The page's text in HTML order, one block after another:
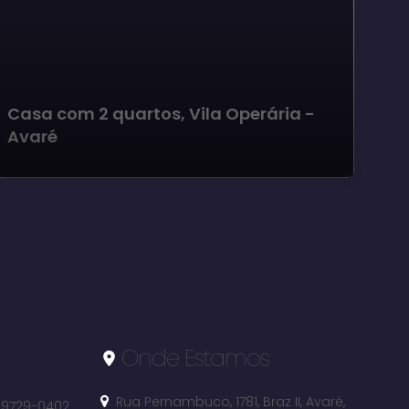
Casa com 2 quartos, Vila Operária -
Avaré
Onde Estamos
Rua Pernambuco, 1781, Braz II, Avaré,